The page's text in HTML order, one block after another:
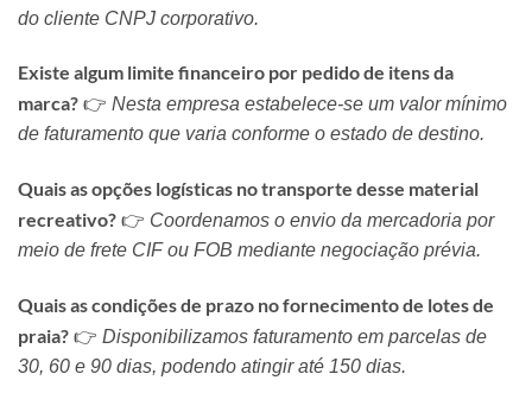
do cliente CNPJ corporativo.
Existe algum limite financeiro por pedido de itens da
marca? 👉 Nesta empresa estabelece-se um valor mínimo
de faturamento que varia conforme o estado de destino.
Quais as opções logísticas no transporte desse material
recreativo? 👉 Coordenamos o envio da mercadoria por
meio de frete CIF ou FOB mediante negociação prévia.
Quais as condições de prazo no fornecimento de lotes de
praia? 👉 Disponibilizamos faturamento em parcelas de
30, 60 e 90 dias, podendo atingir até 150 dias.